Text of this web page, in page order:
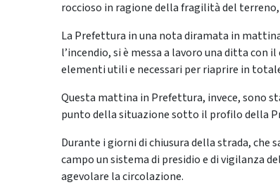
roccioso in ragione della fragilità del
La Prefettura in una nota diramata in
l’incendio, si è messa a lavoro una ditta con
elementi utili e necessari per riaprire in
Questa mattina in Prefettura, invece, sono
punto della situazione sotto il profilo della
Durante i giorni di chiusura della strada, che
campo un sistema di presidio e di vigilanza
agevolare la circolazione.